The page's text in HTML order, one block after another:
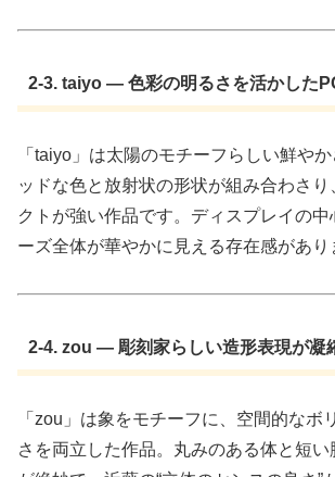
2-3. taiyo — 色彩の明るさを活かした
「taiyo」は太陽のモチーフらしい鮮や
ッドな色と放射状の形状が組み合わさ
クトが強い作品です。ディスプレイの中
ーズ全体が華やかに見える存在感があり
2-4. zou — 彫刻家らしい造形表現が凝
「zou」は象をモチーフに、空間的なボ
さを両立した作品。丸みのある体と短い